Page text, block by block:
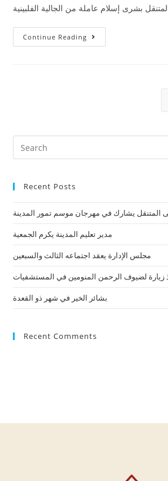
Continue Reading
Recent Posts
المتنقل يشارك في مهرجان موسم تمور المدينة
مدير تعليم المدينة يكرم الجمعية
مجلس الإدارة يعقد اجتماعه الثالث والسبعين
زيارة لضيوف الرحمن المنومين في المستشفيات
بشائر الخير في شهر ذو القعدة
Recent Comments